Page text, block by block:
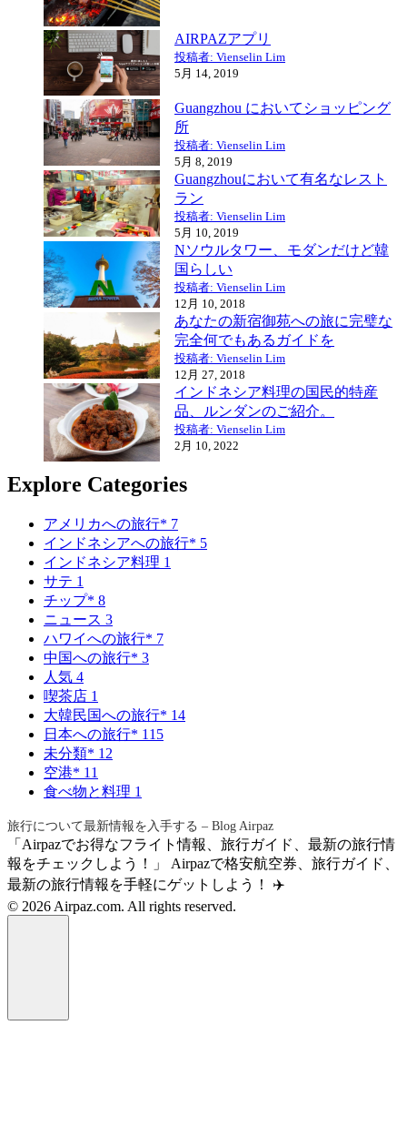
AIRPAZアプリ
投稿者: Vienselin Lim
5月 14, 2019
Guangzhou においてショッピング
所
投稿者: Vienselin Lim
5月 8, 2019
Guangzhouにおいて有名なレスト
ラン
投稿者: Vienselin Lim
5月 10, 2019
Nソウルタワー、モダンだけど韓
国らしい
投稿者: Vienselin Lim
12月 10, 2018
あなたの新宿御苑への旅に完璧な
完全何でもあるガイドを
投稿者: Vienselin Lim
12月 27, 2018
インドネシア料理の国民的特産
品、ルンダンのご紹介。
投稿者: Vienselin Lim
2月 10, 2022
Explore Categories
アメリカへの旅行* 7
インドネシアへの旅行* 5
インドネシア料理 1
サテ 1
チップ* 8
ニュース 3
ハワイへの旅行* 7
中国への旅行* 3
人気 4
喫茶店 1
大韓民国への旅行* 14
日本への旅行* 115
未分類* 12
空港* 11
食べ物と料理 1
旅行について最新情報を入手する – Blog Airpaz
「Airpazでお得なフライト情報、旅行ガイド、最新の旅行情
報をチェックしよう！」 Airpazで格安航空券、旅行ガイド、
最新の旅行情報を手軽にゲットしよう！ ✈️
© 2026 Airpaz.com. All rights reserved.